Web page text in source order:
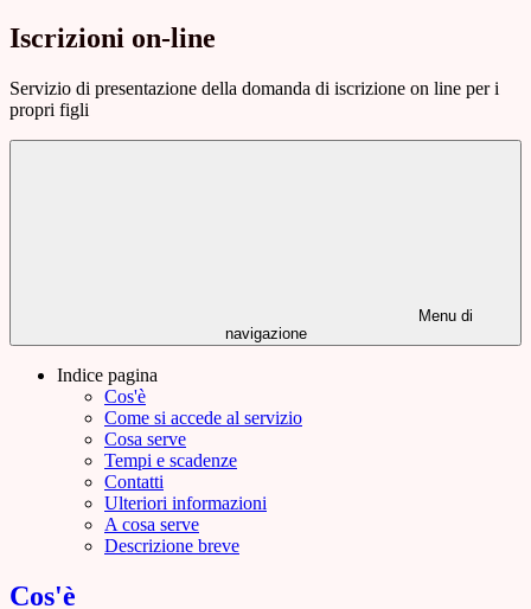
Iscrizioni on-line
Servizio di presentazione della domanda di iscrizione on line per i
propri figli
Menu di
navigazione
Indice pagina
Cos'è
Come si accede al servizio
Cosa serve
Tempi e scadenze
Contatti
Ulteriori informazioni
A cosa serve
Descrizione breve
Cos'è